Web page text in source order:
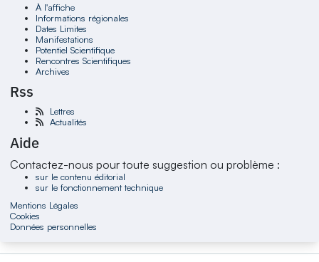
À l'affiche
Informations régionales
Dates Limites
Manifestations
Potentiel Scientifique
Rencontres Scientifiques
Archives
Rss
Lettres
Actualités
Aide
Contactez-nous pour toute suggestion ou problème :
sur le contenu éditorial
sur le fonctionnement technique
Mentions Légales
Cookies
Données personnelles